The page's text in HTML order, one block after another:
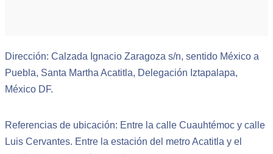
Dirección: Calzada Ignacio Zaragoza s/n, sentido México a
Puebla, Santa Martha Acatitla, Delegación Iztapalapa,
México DF.
Referencias de ubicación: Entre la calle Cuauhtémoc y calle
Luis Cervantes. Entre la estación del metro Acatitla y el